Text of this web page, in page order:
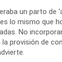
un parto de
lo mismo que
No
provisión de